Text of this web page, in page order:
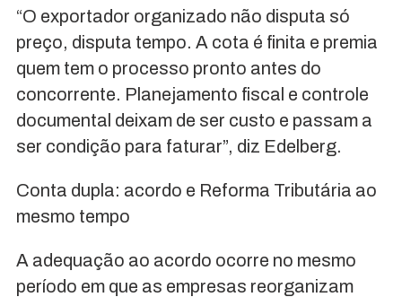
“O exportador organizado não disputa só
preço, disputa tempo. A cota é finita e premia
quem tem o processo pronto antes do
concorrente. Planejamento fiscal e controle
documental deixam de ser custo e passam a
ser condição para faturar”, diz Edelberg.
Conta dupla: acordo e Reforma Tributária ao
mesmo tempo
A adequação ao acordo ocorre no mesmo
período em que as empresas reorganizam